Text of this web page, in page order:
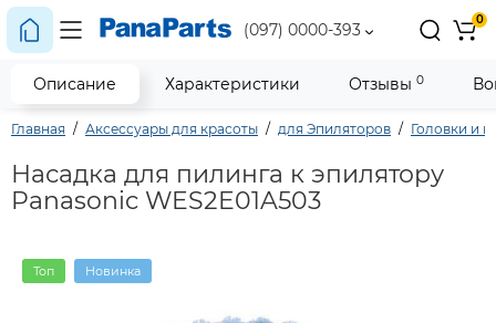
(097) 0000-393
0
Главная Аксессуары для красоты для Эпиляторов Головки и
Насадка для пилинга к эпилятору
Panasonic WES2E01A503
Топ Новинка
Описание Характеристики Отзывы 0